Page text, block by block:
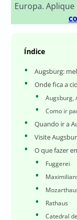
Europa.
Índice
Augsburg:
Onde fica a
Augsburg,
Como ir
Quando ir a
Visite
O que fazer
Fuggerei
Rathaus
Catedral